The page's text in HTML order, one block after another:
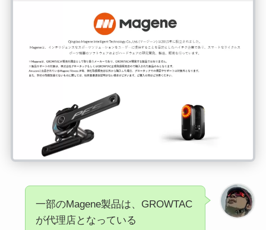
一部のMagene製品は、GROWTAC
が代理店となっている